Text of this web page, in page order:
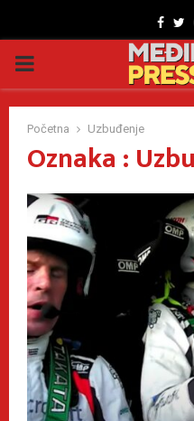
PRIMARY
MENU
Početna Uzbuđenje
Oznaka :